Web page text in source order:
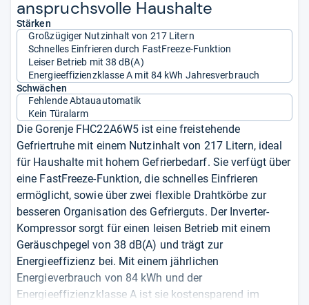
anspruchs­volle Haus­halte
Stärken
Großzügiger Nutzinhalt von 217 Litern
Schnelles Einfrieren durch FastFreeze-Funktion
Leiser Betrieb mit 38 dB(A)
Energieeffizienzklasse A mit 84 kWh Jahresverbrauch
Schwächen
Fehlende Abtauautomatik
Kein Türalarm
Die Gorenje FHC22A6W5 ist eine freistehende
Gefriertruhe mit einem Nutzinhalt von 217 Litern, ideal
für Haushalte mit hohem Gefrierbedarf. Sie verfügt über
eine FastFreeze-Funktion, die schnelles Einfrieren
ermöglicht, sowie über zwei flexible Drahtkörbe zur
besseren Organisation des Gefrierguts. Der Inverter-
Kompressor sorgt für einen leisen Betrieb mit einem
Geräuschpegel von 38 dB(A) und trägt zur
Energieeffizienz bei. Mit einem jährlichen
Energieverbrauch von 84 kWh und der
Energieeffizienzklasse A ist sie kostensparend im